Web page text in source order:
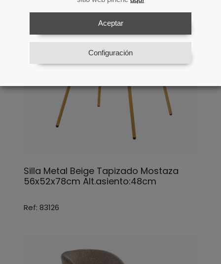
Aceptar
Configuración
Silla Metal Beige Tapizado Mostaza
56x52x78cm Alt.asiento:48cm
Ref: 83126